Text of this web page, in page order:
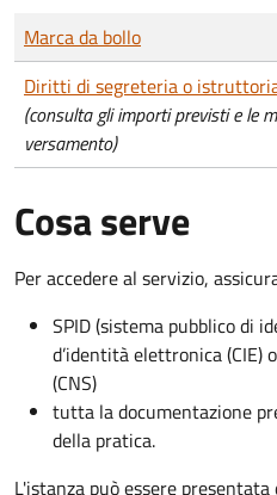
Tipo di pagamento
Importo
Marca da bollo
Diritti di segreteria o
(consulta gli importi previsti e le
versamento)
Cosa serve
Per accedere al servizio,
SPID (sistema pubblico di
d’identità elettronica (CIE)
(CNS)
tutta la documentazione
della pratica.
L'istanza può essere